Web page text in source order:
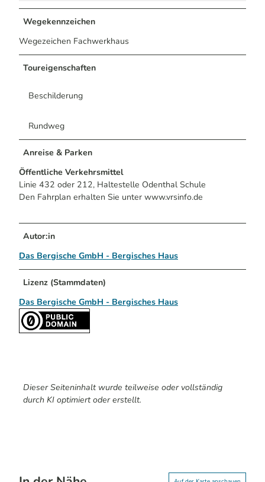
Wegekennzeichen
Wegezeichen Fachwerkhaus
Toureigenschaften
Beschilderung
Rundweg
Anreise & Parken
Öffentliche Verkehrsmittel
Linie 432 oder 212, Haltestelle Odenthal Schule
Den Fahrplan erhalten Sie unter www.vrsinfo.de
Autor:in
Das Bergische GmbH - Bergisches Haus
Lizenz (Stammdaten)
Das Bergische GmbH - Bergisches Haus
Dieser Seiteninhalt wurde teilweise oder vollständig
durch KI optimiert oder erstellt.